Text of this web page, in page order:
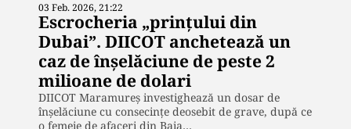
03 Feb. 2026, 21:22
Escrocheria „prințului din
Dubai”. DIICOT anchetează un
caz de înșelăciune de peste 2
milioane de dolari
DIICOT Maramureș investighează un dosar de
înșelăciune cu consecințe deosebit de grave, după ce
o femeie de afaceri din Baia…